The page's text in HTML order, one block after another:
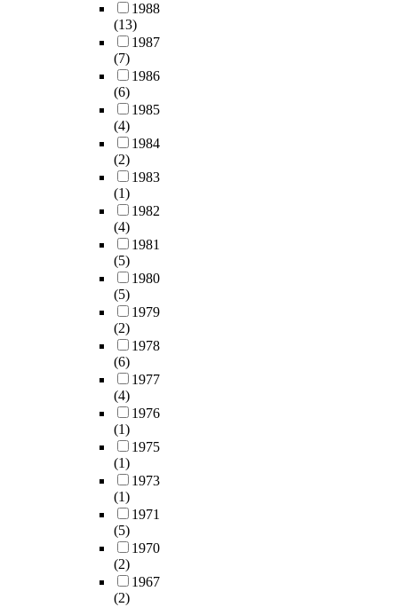
1988
(13)
1987
(7)
1986
(6)
1985
(4)
1984
(2)
1983
(1)
1982
(4)
1981
(5)
1980
(5)
1979
(2)
1978
(6)
1977
(4)
1976
(1)
1975
(1)
1973
(1)
1971
(5)
1970
(2)
1967
(2)